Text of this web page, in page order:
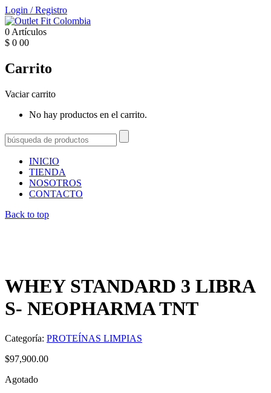
Login /Registro
0 Artículos
$ 0 00
Carrito
Vaciar carrito
No hay productos en el carrito.
INICIO
TIENDA
NOSOTROS
CONTACTO
Back to top
WHEY STANDARD 3 LIBRA
S- NEOPHARMA TNT
Categoría: PROTEÍNAS LIMPIAS
$97,900.00
Agotado